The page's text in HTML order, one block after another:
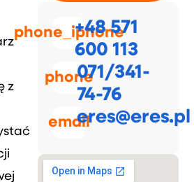
z
phone_iphone
+48 571
600 113
phone071/341-
74-76
emaileres@eres.pl